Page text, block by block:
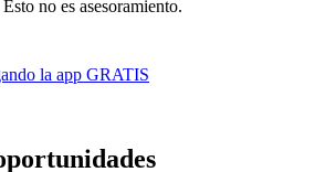
no es asesoramiento.
la app GRATIS